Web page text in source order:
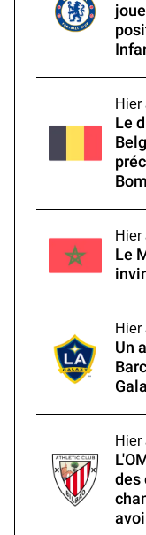
Hier
Le
Hier
Le
Hier
Un
Hier
des